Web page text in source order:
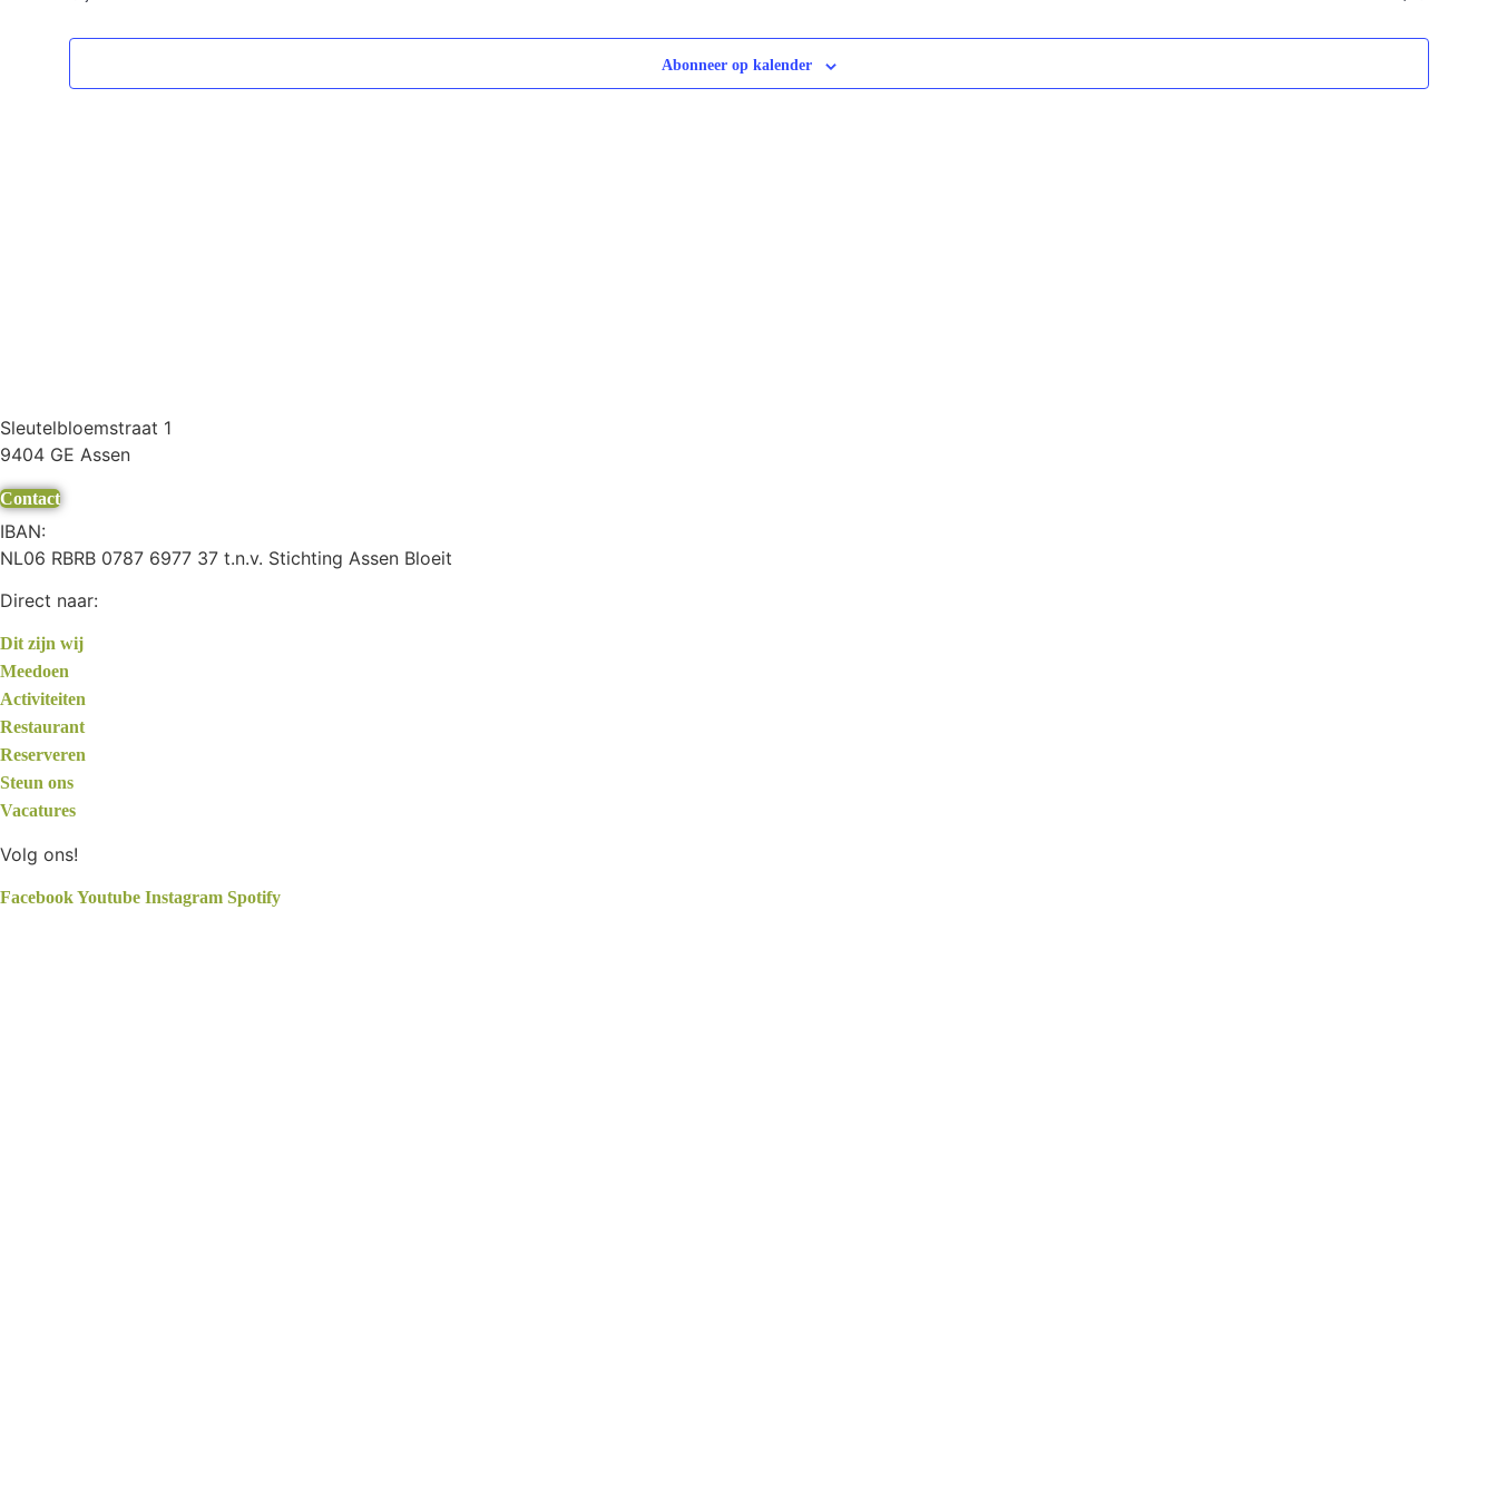
Abonneer op kalender
Sleutelbloemstraat 1
9404 GE Assen
Contact
IBAN:
NL06 RBRB 0787 6977 37 t.n.v. Stichting Assen Bloeit
Direct naar:
Dit zijn wij
Meedoen
Activiteiten
Restaurant
Reserveren
Steun ons
Vacatures
Volg ons!
FacebookYoutube Instagram Spotify